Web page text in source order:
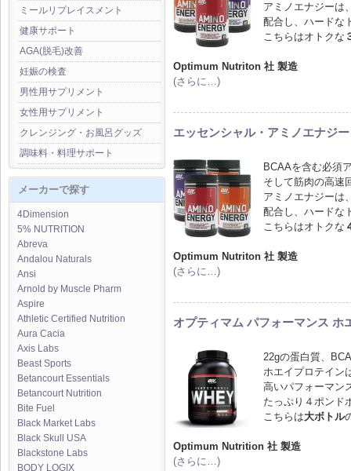
ミールリプレイスメント
健康サポート
AGA(脱毛)改善
妊娠の検査
男性用サプリメント
女性用サプリメント
クレンジング・お風呂グッズ
調味料・料理サポート
メーカーで探す
4Dimension
5% NUTRITION
Abreva
Andalou Naturals
Ansi
Arnold by Muscle Pharm
Aspire
Athletic Certified Nutrition
Aura Cacia
Axis Labs
Beast Sports
Betancourt Essentials
Betancourt Nutrition
Bite Fuel
Black Market Labs
Black Skull USA
Blackstone Labs
BODY LOGIX
アミノエナジーは
配合し、ハードな
こちらはオトクな
Optimum Nutriton 社 製造
(さらに…)
エッセンシャル・アミノエナジ
BCAAを含む必須
そして筋肉の高速
アミノエナジーは
配合し、ハードな
こちらはオトクな
Optimum Nutriton 社 製造
(さらに…)
オプティマム パフォーマンス ホ
22gの蛋白質、
ホエイプロテイン
高いパフォーマン
たっぷり４ポンド
こちらは大ボトル
Optimum Nutrition 社 製造
(さらに…)